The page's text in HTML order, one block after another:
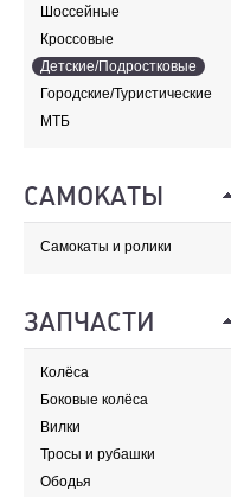
Шоссейные
Кроссовые
Детские/Подростковые
Городские/Туристические
МТБ
САМОКАТЫ
Самокаты и ролики
ЗАПЧАСТИ
Колёса
Боковые колёса
Вилки
Тросы и рубашки
Ободья